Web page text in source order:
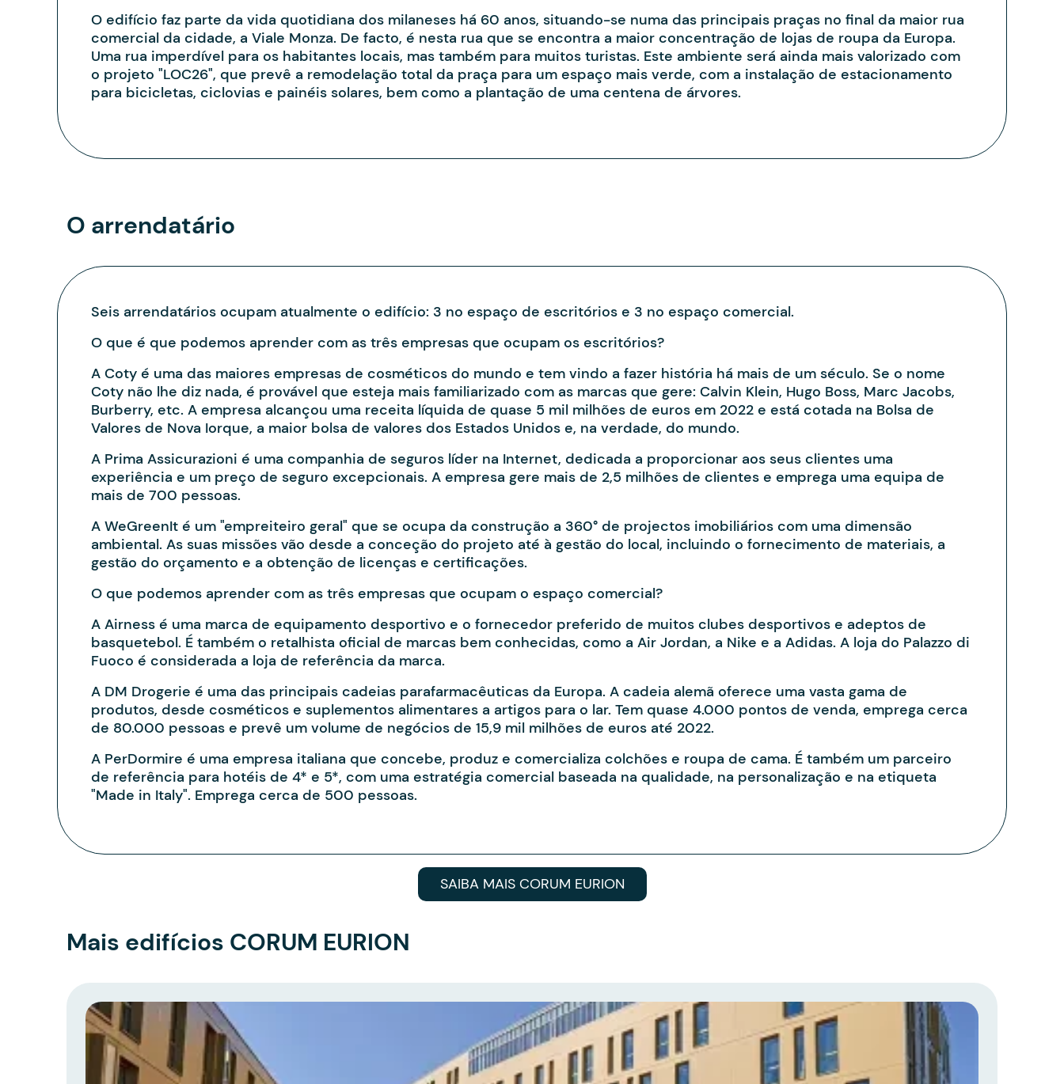
O edifício faz parte da vida quotidiana dos milaneses há 60 anos, situando-se numa das principais praças no final da maior rua
comercial da cidade, a Viale Monza. De facto, é nesta rua que se encontra a maior concentração de lojas de roupa da Europa.
Uma rua imperdível para os habitantes locais, mas também para muitos turistas. Este ambiente será ainda mais valorizado com
o projeto "LOC26", que prevê a remodelação total da praça para um espaço mais verde, com a instalação de estacionamento
para bicicletas, ciclovias e painéis solares, bem como a plantação de uma centena de árvores.
O arrendatário
Seis arrendatários ocupam atualmente o edifício: 3 no espaço de escritórios e 3 no espaço comercial.
O que é que podemos aprender com as três empresas que ocupam os escritórios?
A Coty é uma das maiores empresas de cosméticos do mundo e tem vindo a fazer história há mais de um século. Se o nome
Coty não lhe diz nada, é provável que esteja mais familiarizado com as marcas que gere: Calvin Klein, Hugo Boss, Marc Jacobs,
Burberry, etc. A empresa alcançou uma receita líquida de quase 5 mil milhões de euros em 2022 e está cotada na Bolsa de
Valores de Nova Iorque, a maior bolsa de valores dos Estados Unidos e, na verdade, do mundo.
A Prima Assicurazioni é uma companhia de seguros líder na Internet, dedicada a proporcionar aos seus clientes uma
experiência e um preço de seguro excepcionais. A empresa gere mais de 2,5 milhões de clientes e emprega uma equipa de
mais de 700 pessoas.
A WeGreenIt é um "empreiteiro geral" que se ocupa da construção a 360° de projectos imobiliários com uma dimensão
ambiental. As suas missões vão desde a conceção do projeto até à gestão do local, incluindo o fornecimento de materiais, a
gestão do orçamento e a obtenção de licenças e certificações.
O que podemos aprender com as três empresas que ocupam o espaço comercial?
A Airness é uma marca de equipamento desportivo e o fornecedor preferido de muitos clubes desportivos e adeptos de
basquetebol. É também o retalhista oficial de marcas bem conhecidas, como a Air Jordan, a Nike e a Adidas. A loja do Palazzo di
Fuoco é considerada a loja de referência da marca.
A DM Drogerie é uma das principais cadeias parafarmacêuticas da Europa. A cadeia alemã oferece uma vasta gama de
produtos, desde cosméticos e suplementos alimentares a artigos para o lar. Tem quase 4.000 pontos de venda, emprega cerca
de 80.000 pessoas e prevê um volume de negócios de 15,9 mil milhões de euros até 2022.
A PerDormire é uma empresa italiana que concebe, produz e comercializa colchões e roupa de cama. É também um parceiro
de referência para hotéis de 4* e 5*, com uma estratégia comercial baseada na qualidade, na personalização e na etiqueta
"Made in Italy". Emprega cerca de 500 pessoas.
SAIBA MAIS CORUM EURION
Mais edifícios CORUM EURION